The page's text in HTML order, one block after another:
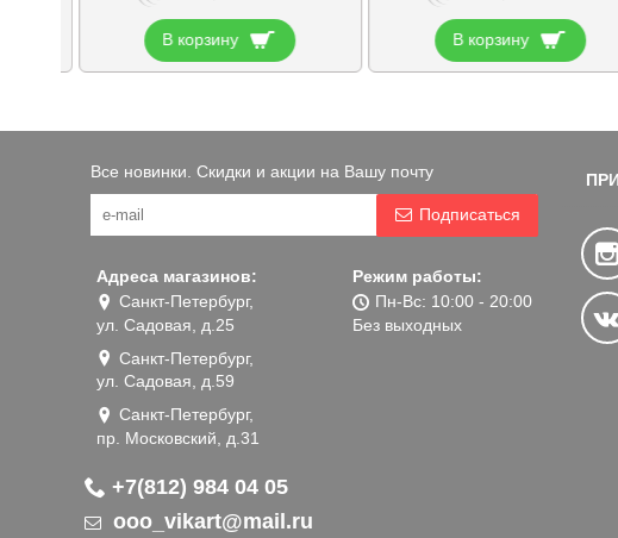
В корзину В корзину
Все новинки. Скидки и акции на Вашу почту
Подписаться
Адреса магазинов:
Санкт-Петербург,
ул. Садовая, д.25
Санкт-Петербург,
ул. Садовая, д.59
Санкт-Петербург,
пр. Московский, д.31
Режим работы:
Пн-Вс: 10:00 - 20:00
Без выходных
+7(812) 984 04 05
ooo_vikart@mail.ru